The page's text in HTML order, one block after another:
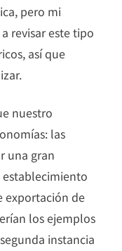
pero mi
revisar este tipo
así que
nuestro
las
una gran
exportación de
los ejemplos
instancia